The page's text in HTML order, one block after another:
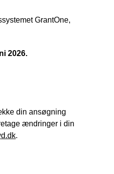
GrantOne,
2026.
din ansøgning
ændringer i din
.